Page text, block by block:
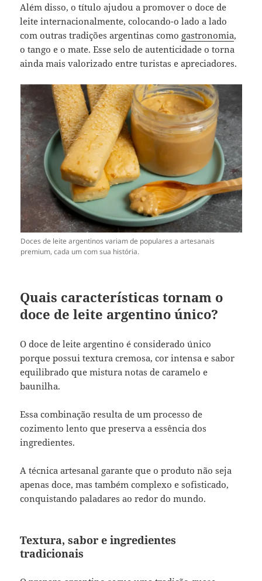
Além disso, o título ajudou a promover o doce de
leite internacionalmente, colocando-o lado a lado
com outras tradições argentinas como gastronomia,
o tango e o mate. Esse selo de autenticidade o torna
ainda mais valorizado entre turistas e apreciadores.
Doces de leite argentinos variam de populares a artesanais
premium, cada um com sua história.
Quais características tornam o
doce de leite argentino único?
O doce de leite argentino é considerado único
porque possui textura cremosa, cor intensa e sabor
equilibrado que mistura notas de caramelo e
baunilha.
Essa combinação resulta de um processo de
cozimento lento que preserva a essência dos
ingredientes.
A técnica artesanal garante que o produto não seja
apenas doce, mas também complexo e sofisticado,
conquistando paladares ao redor do mundo.
Textura, sabor e ingredientes
tradicionais